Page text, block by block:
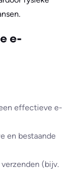
e-
effectieve e-
en bestaande
(bijv.